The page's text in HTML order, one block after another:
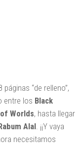
“de relleno”,
entre los Black
Worlds, hasta llegar
Alal . ¡¡Y vaya
necesitamos